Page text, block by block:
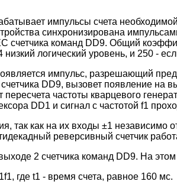
импульсы счета
синхронизирована
команд DD9. Общий
логический уровень, и 250 -
импульс, разрешающий
DD9, вызовет появление на
частоты кварцевого
DD1 и сигнал с частотой f1
так как на их входы ±1 независимо
реверсивный счетчик
2 счетчика команд DD9. На этом
где t1 - время счета, равное 160 мс.